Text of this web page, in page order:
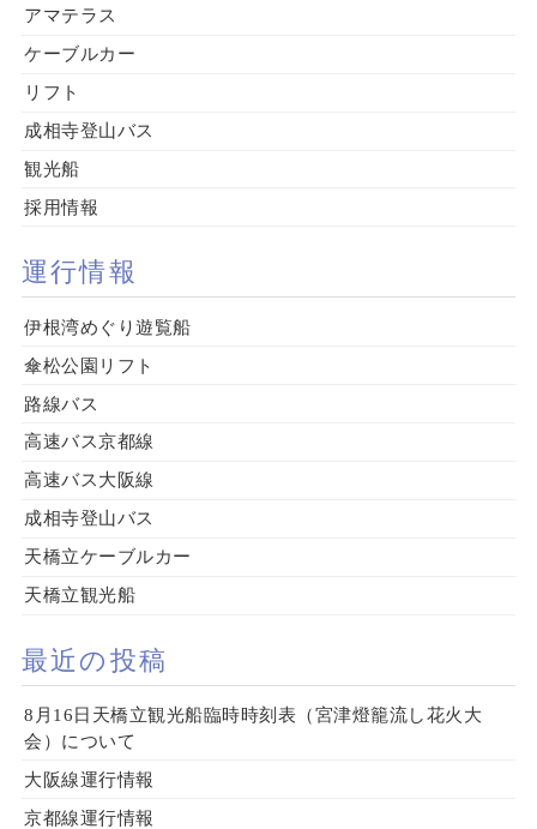
アマテラス
ケーブルカー
リフト
成相寺登山バス
観光船
採用情報
運行情報
伊根湾めぐり遊覧船
傘松公園リフト
路線バス
高速バス京都線
高速バス大阪線
成相寺登山バス
天橋立ケーブルカー
天橋立観光船
最近の投稿
8月16日天橋立観光船臨時時刻表（宮津燈籠流し花火大
会）について
大阪線運行情報
京都線運行情報